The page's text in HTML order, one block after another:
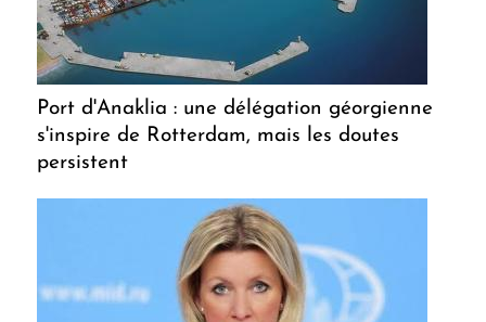
Port d'Anaklia : une délégation géorgienne
s'inspire de Rotterdam, mais les doutes
persistent